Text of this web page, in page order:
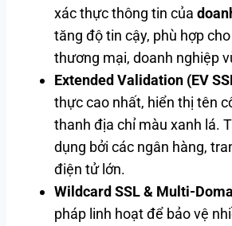
xác thực thông tin của
tăng độ tin cậy, phù hợp
thương mại, doanh nghiệp
Extended Validation (EV
thực cao nhất, hiển thị tên
thanh địa chỉ màu xanh lá.
dụng bởi các ngân hàng,
điện tử lớn.
Wildcard SSL & Multi-
pháp linh hoạt để bảo vệ